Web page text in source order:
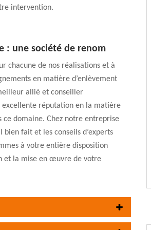
intervention.
: une société de renom
chacune de nos réalisations et à
en matière d’enlèvement
allié et conseiller
réputation en la matière
ce domaine. Chez notre entreprise
fait et les conseils d’experts
à votre entière disposition
et la mise en œuvre de votre